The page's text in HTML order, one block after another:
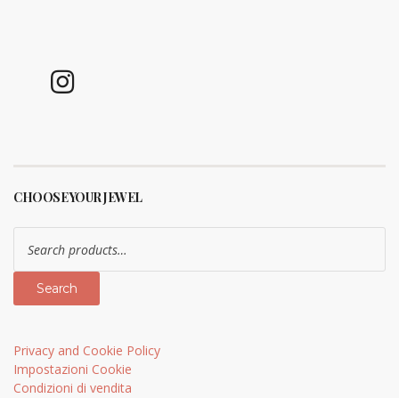
CHOOSE YOUR JEWEL
for:
Search
Privacy and Cookie Policy
Impostazioni Cookie
Condizioni di vendita